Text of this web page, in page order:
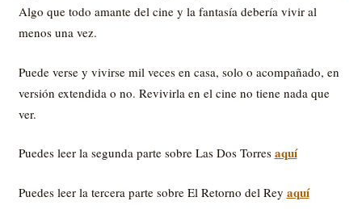
Algo que todo amante del cine y la fantasía debería vivir al
menos una vez.
Puede verse y vivirse mil veces en casa, solo o acompañado, en
versión extendida o no. Revivirla en el cine no tiene nada que
ver.
Puedes leer la segunda parte sobre Las Dos Torres aquí
Puedes leer la tercera parte sobre El Retorno del Rey aquí